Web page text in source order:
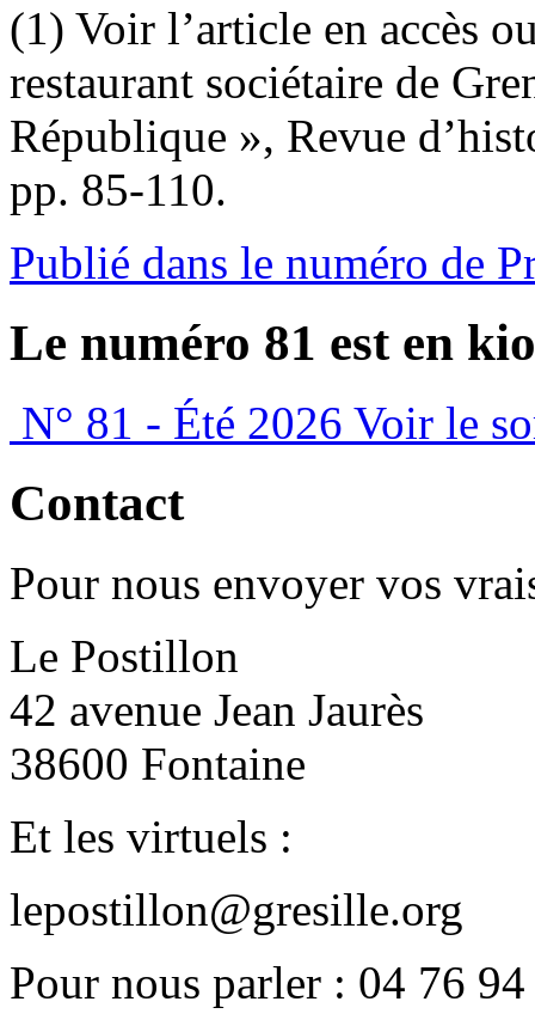
(1) Voir l’article en accès
restaurant sociétaire de
République », Revue
pp. 85-110.
Publié dans le numéro de
Le numéro 81 est en
N° 81 - Été 2026 Voir le
Contact
Pour nous envoyer vos
Le Postillon
42 avenue Jean Jaurès
38600 Fontaine
Et les virtuels :
lepostillon@gresille.org
Pour nous parler : 04 76